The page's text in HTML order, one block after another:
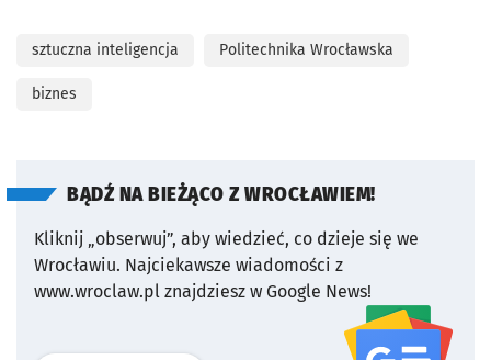
sztuczna inteligencja Politechnika Wrocławska
biznes
BĄDŹ NA BIEŻĄCO Z WROCŁAWIEM!
Kliknij „obserwuj”, aby wiedzieć, co dzieje się we
Wrocławiu. Najciekawsze wiadomości z
www.wroclaw.pl znajdziesz w Google News!